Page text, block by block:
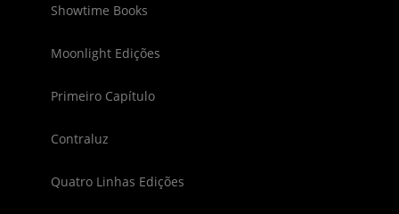
Showtime Books
Moonlight Edições
Primeiro Capítulo
Contraluz
Quatro Linhas Edições